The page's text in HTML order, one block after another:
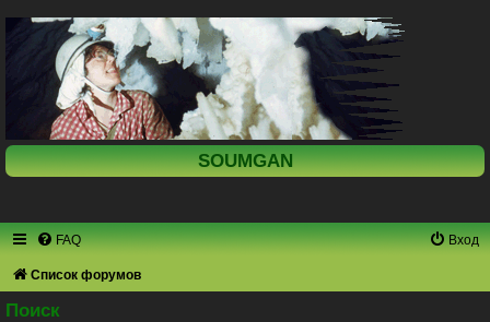
SOUMGAN
FAQ Вход
Список форумов
Поиск